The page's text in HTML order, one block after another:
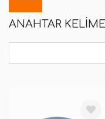
ANAHTAR